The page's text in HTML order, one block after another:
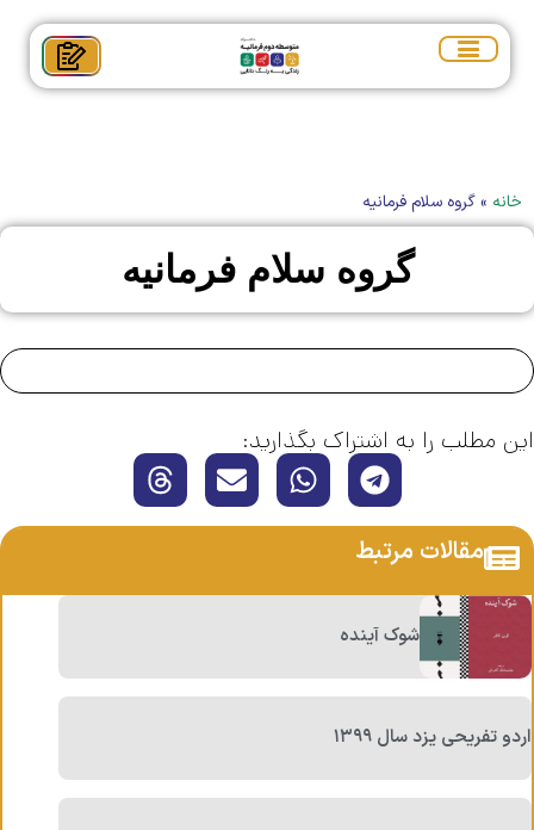
خانه »گروه سلام فرمانیه
گروه سلام فرمانیه
این مطلب را به اشتراک بگذارید:
مقالات مرتبط
شوک آینده
اردو تفریحی یزد سال ۱۳۹۹